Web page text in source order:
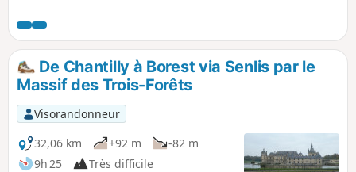
châteaux, des zones urbaines, un peu de zone agricole et
des plantation de feuillus.
De Chantilly à Borest via Senlis par le
Massif des Trois-Forêts
Visorandonneur
32,06 km
+92 m
-82 m
9h 25
Très difficile